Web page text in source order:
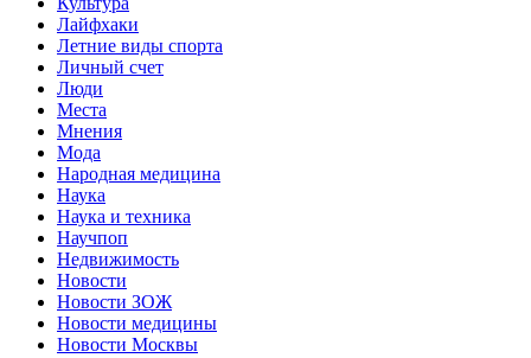
Лайфхаки
Летние виды спорта
Личный счет
Люди
Места
Мнения
Мода
Народная медицина
Наука
Наука и техника
Научпоп
Недвижимость
Новости
Новости ЗОЖ
Новости медицины
Новости Москвы